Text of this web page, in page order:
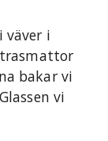
väver i
bakar vi
vi